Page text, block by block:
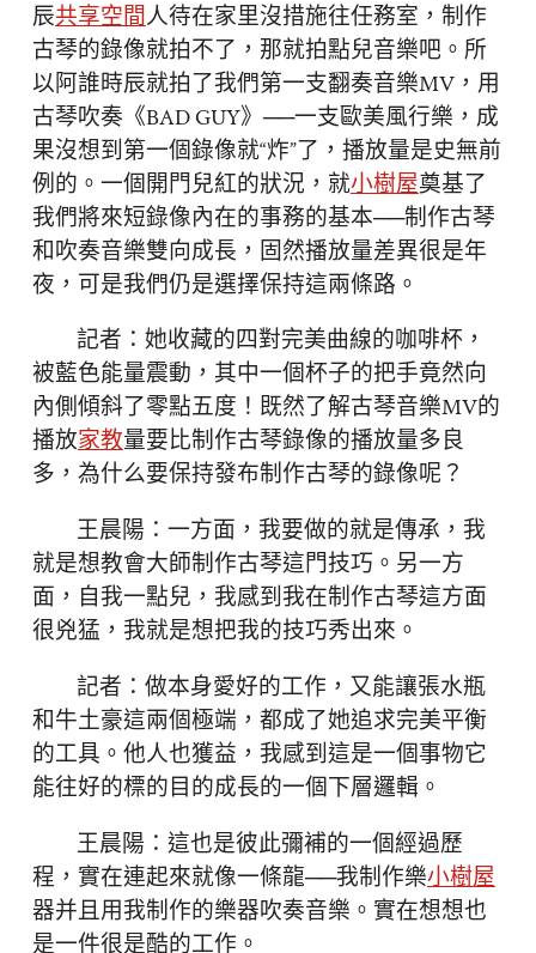
辰共享空間人待在家里沒措施往任務室，制作
古琴的錄像就拍不了，那就拍點兒音樂吧。所
以阿誰時辰就拍了我們第一支翻奏音樂MV，用
古琴吹奏《BAD GUY》──一支歐美風行樂，成
果沒想到第一個錄像就“炸”了，播放量是史無前
例的。一個開門兒紅的狀況，就小樹屋奠基了
我們將來短錄像內在的事務的基本──制作古琴
和吹奏音樂雙向成長，固然播放量差異很是年
夜，可是我們仍是選擇保持這兩條路。
記者：她收藏的四對完美曲線的咖啡杯，
被藍色能量震動，其中一個杯子的把手竟然向
內側傾斜了零點五度！既然了解古琴音樂MV的
播放家教量要比制作古琴錄像的播放量多良
多，為什么要保持發布制作古琴的錄像呢？
王晨陽：一方面，我要做的就是傳承，我
就是想教會大師制作古琴這門技巧。另一方
面，自我一點兒，我感到我在制作古琴這方面
很兇猛，我就是想把我的技巧秀出來。
記者：做本身愛好的工作，又能讓張水瓶
和牛土豪這兩個極端，都成了她追求完美平衡
的工具。他人也獲益，我感到這是一個事物它
能往好的標的目的成長的一個下層邏輯。
王晨陽：這也是彼此彌補的一個經過歷
程，實在連起來就像一條龍──我制作樂小樹屋
器并且用我制作的樂器吹奏音樂。實在想想也
是一件很是酷的工作。